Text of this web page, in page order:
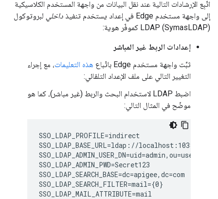
اتّبِع الإرشادات التالية عند نقل البيانات من واجهة المستخدم الكلاسيكية
إلى واجهة مستخدم Edge في إعداد يستخدم تنفيذ
داخلي لبروتوكول
LDAP (SymasLDAP) كموفّر هوية:
إعدادات الربط غير المباشر
ثبِّت واجهة مستخدم Edge باتّباع
هذه التعليمات، مع إجراء
التغيير التالي على ملف الإعداد التلقائي:
اضبط LDAP لاستخدام البحث والربط (غير مباشر)، كما هو
موضّح في المثال التالي:
SSO_LDAP_PROFILE=indirect
SSO_LDAP_BASE_URL=ldap://localhost:10389
SSO_LDAP_ADMIN_PWD=Secret123
SSO_LDAP_SEARCH_BASE=dc=apigee,dc=com
SSO_LDAP_SEARCH_FILTER=mail={0}
SSO_LDAP_MAIL_ATTRIBUTE=mail